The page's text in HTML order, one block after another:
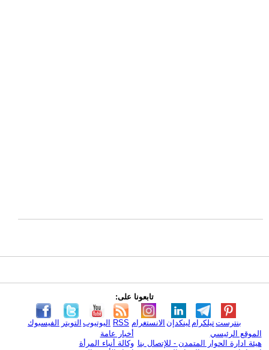
تابعونا على:
الفيسبوك التويتر اليوتيوب RSS الانستغرام لينكدإن تيلكرامبنترست
الموقع الرئيسي
هيئة ادارة الحوار المتمدن - للإتصال بنا
أخبار عامة
وكالة أنباء المرأة